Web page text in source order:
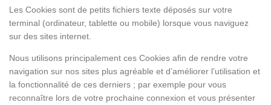
Les Cookies sont de petits fichiers texte déposés sur votre
terminal (ordinateur, tablette ou mobile) lorsque vous naviguez
sur des sites internet.
Nous utilisons principalement ces Cookies afin de rendre votre
navigation sur nos sites plus agréable et d’améliorer l’utilisation et
la fonctionnalité de ces derniers ; par exemple pour vous
reconnaître lors de votre prochaine connexion et vous présenter